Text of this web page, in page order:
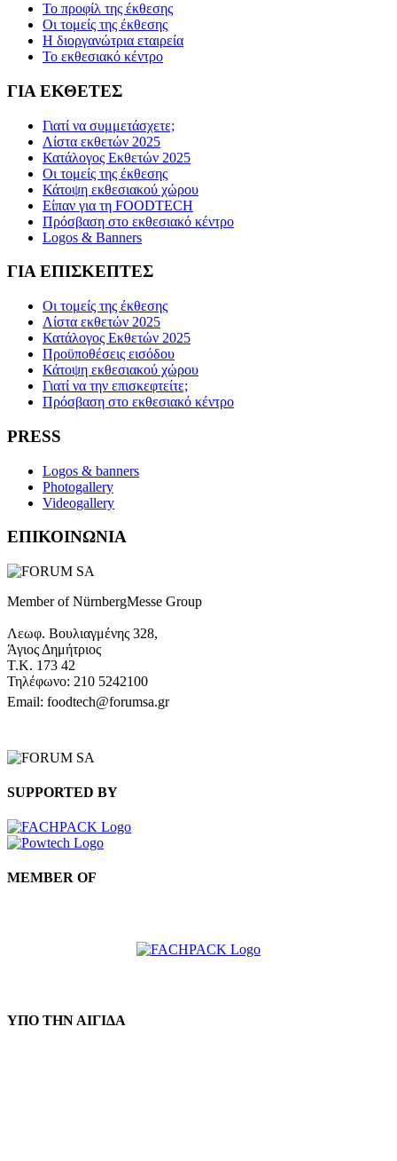
Το προφίλ της έκθεσης
Οι τομείς της έκθεσης
Η διοργανώτρια εταιρεία
Το εκθεσιακό κέντρο
ΓΙΑ ΕΚΘΕΤΕΣ
Γιατί να συμμετάσχετε;
Λίστα εκθετών 2025
Κατάλογος Εκθετών 2025
Οι τομείς της έκθεσης
Κάτοψη εκθεσιακού χώρου
Είπαν για τη FOODTECH
Πρόσβαση στο εκθεσιακό κέντρο
Logos & Banners
ΓΙΑ ΕΠΙΣΚΕΠΤΕΣ
Οι τομείς της έκθεσης
Λίστα εκθετών 2025
Κατάλογος Εκθετών 2025
Προϋποθέσεις εισόδου
Κάτοψη εκθεσιακού χώρου
Γιατί να την επισκεφτείτε;
Πρόσβαση στο εκθεσιακό κέντρο
PRESS
Logos & banners
Photogallery
Videogallery
ΕΠΙΚΟΙΝΩΝΙΑ
Member of NürnbergMesse Group
Λεωφ. Βουλιαγμένης 328,
Άγιος Δημήτριος
Τ.Κ. 173 42
Τηλέφωνο: 210 5242100
Email: foodtech@forumsa.gr
SUPPORTED BY
MEMBER OF
ΥΠΟ ΤΗΝ ΑΙΓΙΔΑ